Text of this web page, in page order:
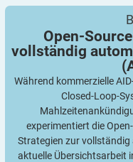
Open-Source-DIY-
Open-
vollständig
Während kommerzielle
Closed-Loop-
experimentiert die
Strategien zur
aktuelle Übersichtsarbeit